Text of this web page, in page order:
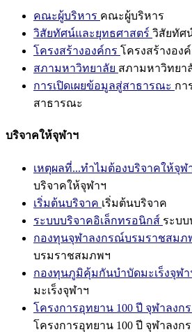
คณะผู้บริหาร คณะผู้บริหาร
วิสัยทัศน์และยุทธศาสตร์ วิสัยทัศ
โครงสร้างองค์กร โครงสร้างอง
สภามหาวิทยาลัย สภามหาวิทยา
การเปิดเผยข้อมูลสู่สาธารณะ กา
สาธารณะ
บริจาคให้จุฬาฯ
เหตุผลที่...ทำไมต้องบริจาคให้จุฬ
บริจาคให้จุฬาฯ
เริ่มต้นบริจาค เริ่มต้นบริจาค
ระบบบริจาคอิเล็กทรอนิกส์ ระบ
กองทุนจุฬาลงกรณ์บรมราชสมภ
บรมราชสมภพฯ
กองทุนภูมิคุ้มกันบำบัดมะเร็งจุฬา
มะเร็งจุฬาฯ
โครงการอุทยาน 100 ปี จุฬาลง
โครงการอุทยาน 100 ปี จุฬาลง